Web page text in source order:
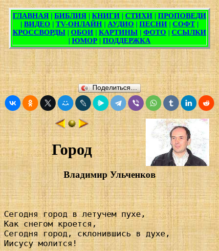
Поделиться…
Город
Владимир Ульченков
Сегодня город в летучем пухе,
Как снегом кроется,
Сегодня город, склонившись в духе,
Иисусу молится!